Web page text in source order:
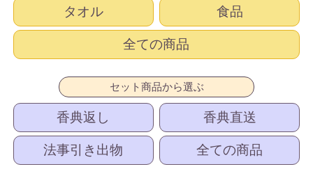
タオル 食品
全ての商品
セット商品から選ぶ
香典返し 香典直送
法事引き出物 全ての商品